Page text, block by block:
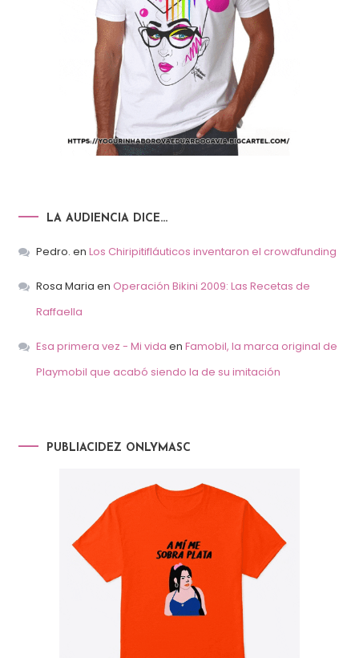
LA AUDIENCIA DICE…
Pedro. en Los Chiripitifláuticos inventaron el crowdfunding
Rosa Maria en Operación Bikini 2009: Las Recetas de
Raffaella
Esa primera vez - Mi vida en Famobil, la marca original de
Playmobil que acabó siendo la de su imitación
PUBLIACIDEZ ONLYMASC